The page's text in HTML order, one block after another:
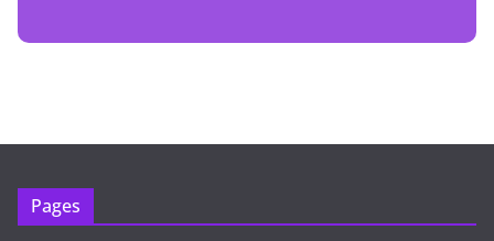
Pages